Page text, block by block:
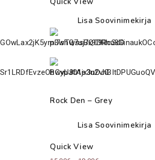
Lisa Soovinimekirja
Rock Den – Grey
Lisa Soovinimekirja
Quick View